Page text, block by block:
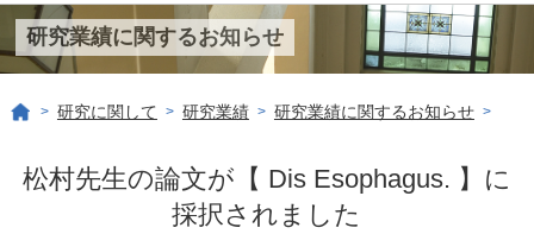
研究業績に関するお知らせ
> 研究に関して > 研究業績 > 研究業績に関するお知らせ >
松村先生の論文が【 Dis Esophagus. 】に
採択されました